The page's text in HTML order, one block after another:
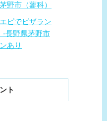
野市（蓼科）
ピでピザラン
-長野県茅野市
あり
ト